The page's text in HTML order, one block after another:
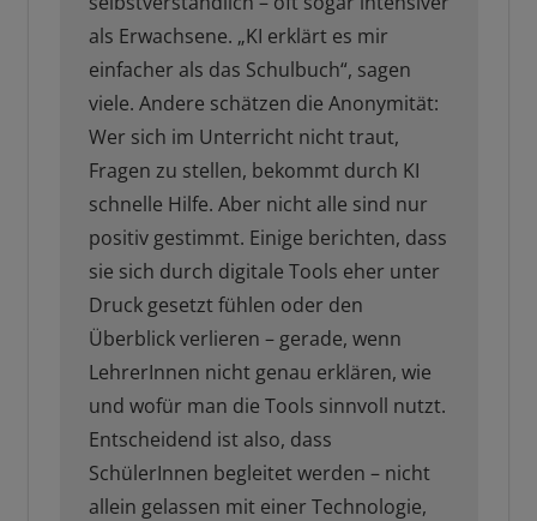
als Erwachsene. „KI erklärt es mir
einfacher als das Schulbuch“, sagen
viele. Andere schätzen die Anonymität:
Wer sich im Unterricht nicht traut,
Fragen zu stellen, bekommt durch KI
schnelle Hilfe. Aber nicht alle sind nur
positiv gestimmt. Einige berichten, dass
sie sich durch digitale Tools eher unter
Druck gesetzt fühlen oder den
Überblick verlieren – gerade, wenn
LehrerInnen nicht genau erklären, wie
und wofür man die Tools sinnvoll nutzt.
Entscheidend ist also, dass
SchülerInnen begleitet werden – nicht
allein gelassen mit einer Technologie,